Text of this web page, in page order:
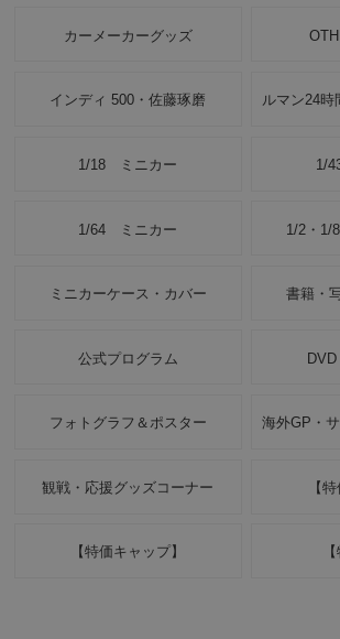
カーメーカーグッズ
インディ 500・佐藤琢磨 ルマン24時
1/18 ミニカー 1/
1/64 ミニカー 1/2・1/
ミニカーケース・カバー 書籍・
公式プログラム
フォトグラフ＆ポスター 海外GP・
観戦・応援グッズコーナー 【
【特価キャップ】